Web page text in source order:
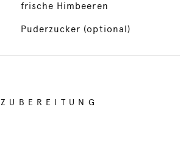
frische Himbeeren
Puderzucker (optional)
ZUBEREITUNG